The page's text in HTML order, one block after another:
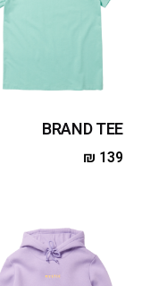
BRAND TEE
₪ 139